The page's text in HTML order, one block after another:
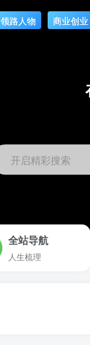
领路人物 商业创业
开启精彩搜索
全站导航
人生梳理